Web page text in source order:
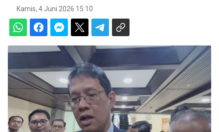
Kamis, 4 Juni 2026 15:10